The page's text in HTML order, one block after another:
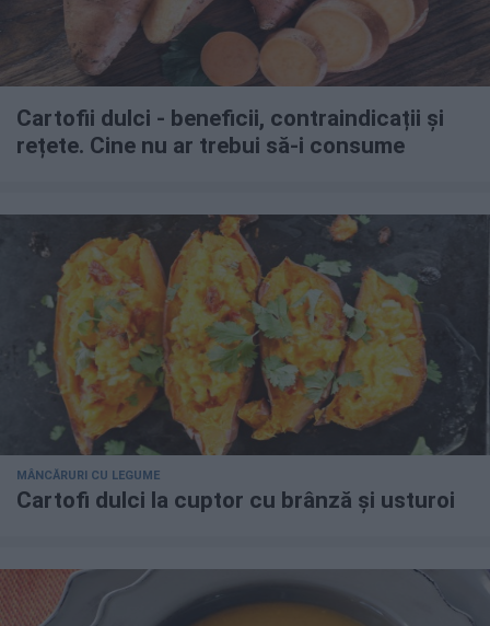
Cartofii dulci - beneficii, contraindicații și
rețete. Cine nu ar trebui să-i consume
MÂNCĂRURI CU LEGUME
Cartofi dulci la cuptor cu brânză și usturoi